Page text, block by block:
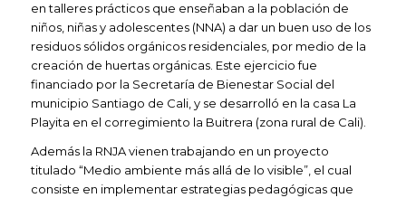
en talleres prácticos que enseñaban a la población de
niños, niñas y adolescentes (NNA) a dar un buen uso de los
residuos sólidos orgánicos residenciales, por medio de la
creación de huertas orgánicas. Este ejercicio fue
financiado por la Secretaría de Bienestar Social del
municipio Santiago de Cali, y se desarrolló en la casa La
Playita en el corregimiento la Buitrera (zona rural de Cali).
Además la RNJA vienen trabajando en un proyecto
titulado “Medio ambiente más allá de lo visible”, el cual
consiste en implementar estrategias pedagógicas que